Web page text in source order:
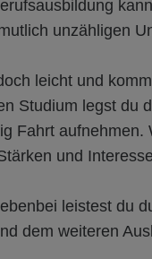
unzähligen
leicht und
Studium legst du
Fahrt
und
leistest du
dem weiteren